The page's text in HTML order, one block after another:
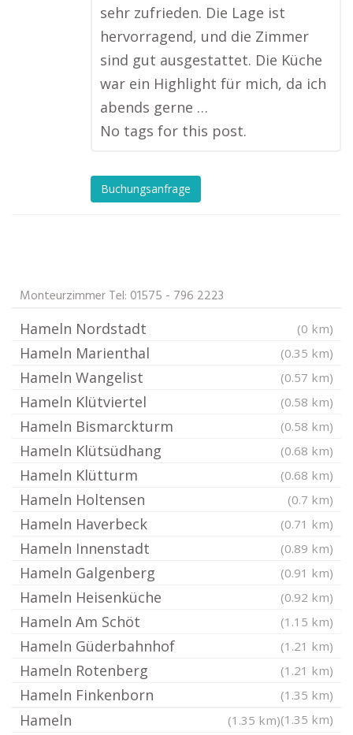
sehr zufrieden. Die Lage ist
hervorragend, und die Zimmer
sind gut ausgestattet. Die Küche
war ein Highlight für mich, da ich
abends gerne …
No tags for this post.
Buchungsanfrage
Monteurzimmer Tel: 01575 - 796 2223
Hameln Nordstadt (0 km)
Hameln Marienthal (0.35 km)
Hameln Wangelist (0.57 km)
Hameln Klütviertel (0.58 km)
Hameln Bismarckturm (0.58 km)
Hameln Klütsüdhang (0.68 km)
Hameln Klütturm (0.68 km)
Hameln Holtensen (0.7 km)
Hameln Haverbeck (0.71 km)
Hameln Innenstadt (0.89 km)
Hameln Galgenberg (0.91 km)
Hameln Heisenküche (0.92 km)
Hameln Am Schöt (1.15 km)
Hameln Güderbahnhof (1.21 km)
Hameln Rotenberg (1.21 km)
Hameln Finkenborn
(1.35 km)
(1.35 km)
Hameln (1.35 km)